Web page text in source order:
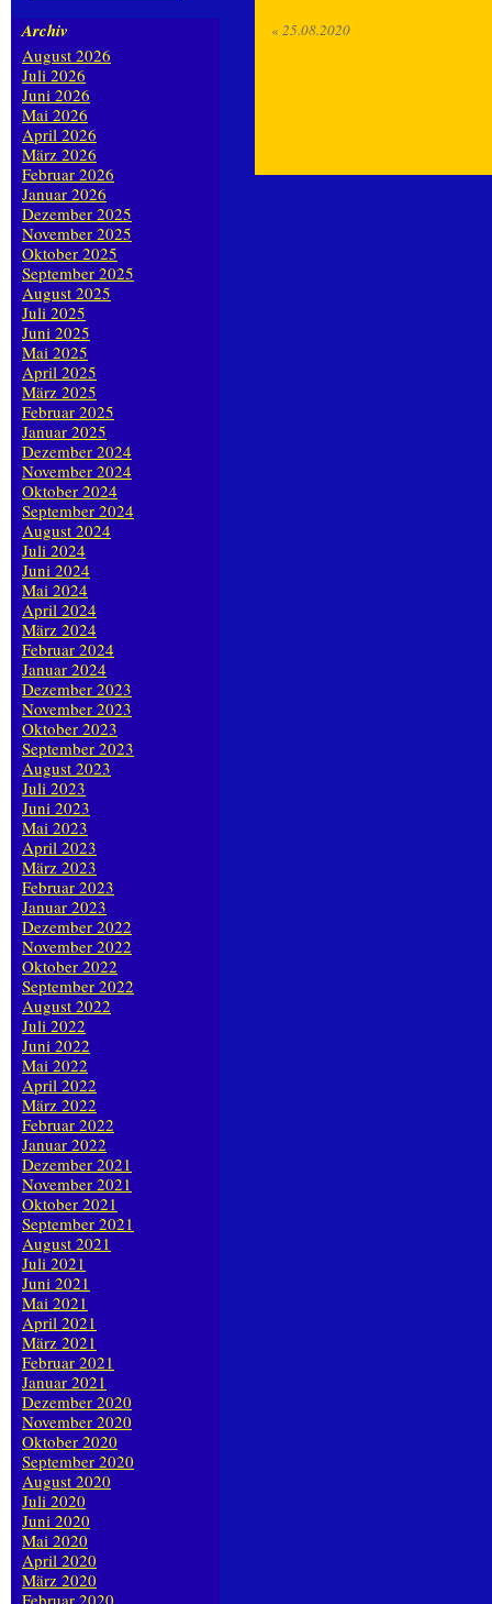
« 25.08.2020
Archiv
August 2026
Juli 2026
Juni 2026
Mai 2026
April 2026
März 2026
Februar 2026
Januar 2026
Dezember 2025
November 2025
Oktober 2025
September 2025
August 2025
Juli 2025
Juni 2025
Mai 2025
April 2025
März 2025
Februar 2025
Januar 2025
Dezember 2024
November 2024
Oktober 2024
September 2024
August 2024
Juli 2024
Juni 2024
Mai 2024
April 2024
März 2024
Februar 2024
Januar 2024
Dezember 2023
November 2023
Oktober 2023
September 2023
August 2023
Juli 2023
Juni 2023
Mai 2023
April 2023
März 2023
Februar 2023
Januar 2023
Dezember 2022
November 2022
Oktober 2022
September 2022
August 2022
Juli 2022
Juni 2022
Mai 2022
April 2022
März 2022
Februar 2022
Januar 2022
Dezember 2021
November 2021
Oktober 2021
September 2021
August 2021
Juli 2021
Juni 2021
Mai 2021
April 2021
März 2021
Februar 2021
Januar 2021
Dezember 2020
November 2020
Oktober 2020
September 2020
August 2020
Juli 2020
Juni 2020
Mai 2020
April 2020
März 2020
Februar 2020